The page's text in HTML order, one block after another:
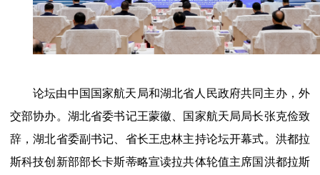
论坛由中国国家航天局和湖北省人民政府共同主办，外
交部协办。湖北省委书记王蒙徽、国家航天局局长张克俭致
辞，湖北省委副书记、省长王忠林主持论坛开幕式。洪都拉
斯科技创新部部长卡斯蒂略宣读拉共体轮值主席国洪都拉斯